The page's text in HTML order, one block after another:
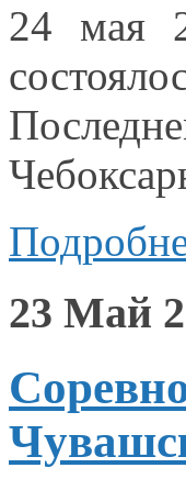
24 мая
23 Май